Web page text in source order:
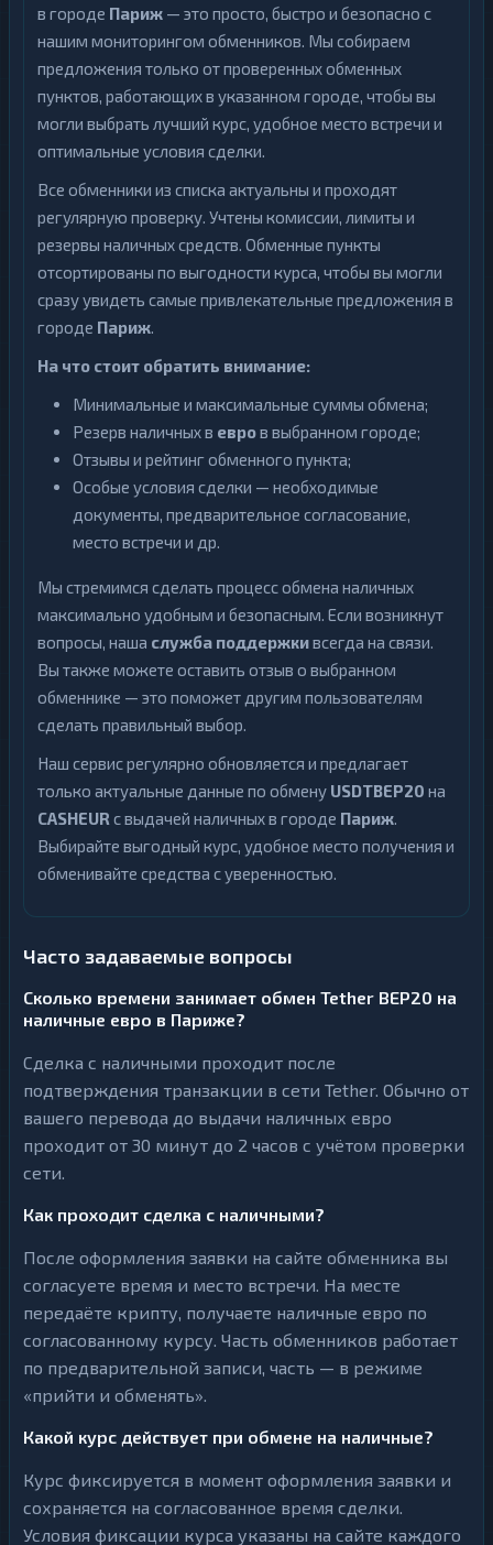
в городе Париж — это просто, быстро и безопасно с
нашим мониторингом обменников. Мы собираем
предложения только от проверенных обменных
пунктов, работающих в указанном городе, чтобы вы
могли выбрать лучший курс, удобное место встречи и
оптимальные условия сделки.
Все обменники из списка актуальны и проходят
регулярную проверку. Учтены комиссии, лимиты и
резервы наличных средств. Обменные пункты
отсортированы по выгодности курса, чтобы вы могли
сразу увидеть самые привлекательные предложения в
городе Париж.
На что стоит обратить внимание:
Минимальные и максимальные суммы обмена;
Резерв наличных в евров выбранном городе;
Отзывы и рейтинг обменного пункта;
Особые условия сделки — необходимые
документы, предварительное согласование,
место встречи и др.
Мы стремимся сделать процесс обмена наличных
максимально удобным и безопасным. Если возникнут
вопросы, наша служба поддержкивсегда на связи.
Вы также можете оставить отзыв о выбранном
обменнике — это поможет другим пользователям
сделать правильный выбор.
Наш сервис регулярно обновляется и предлагает
только актуальные данные по обмену USDTBEP20 на
CASHEUR с выдачей наличных в городе Париж.
Выбирайте выгодный курс, удобное место получения и
обменивайте средства с уверенностью.
Часто задаваемые вопросы
Сколько времени занимает обмен Tether BEP20 на
наличные евро в Париже?
Сделка с наличными проходит после
подтверждения транзакции в сети Tether. Обычно от
вашего перевода до выдачи наличных евро
проходит от 30 минут до 2 часов с учётом проверки
сети.
Как проходит сделка с наличными?
После оформления заявки на сайте обменника вы
согласуете время и место встречи. На месте
передаёте крипту, получаете наличные евро по
согласованному курсу. Часть обменников работает
по предварительной записи, часть — в режиме
«прийти и обменять».
Какой курс действует при обмене на наличные?
Курс фиксируется в момент оформления заявки и
сохраняется на согласованное время сделки.
Условия фиксации курса указаны на сайте каждого